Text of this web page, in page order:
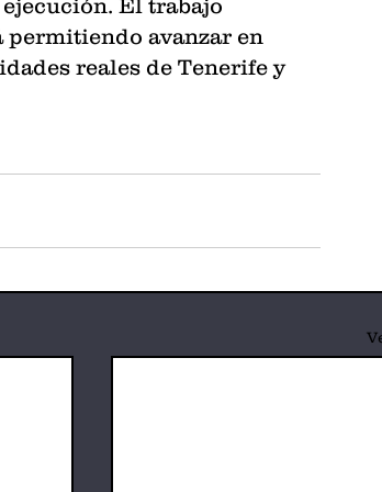
El trabajo
permitiendo avanzar en
reales de Tenerife y